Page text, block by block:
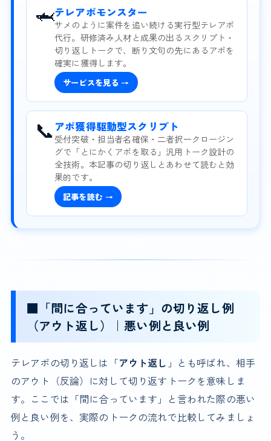
🦈テレアポモンスター
サメのように案件を追い続ける実行型テレアポ
代行。研修済み人材と成果の出るスクリプト・
切り返しトークで、断り文句の先にあるアポを
確実に獲得します。
サービスを見る →
📞 アポ獲得駆動型スクリプト
受付突破・担当者名確保・二者択一クロージン
グで「とにかくアポを取る」汎用トーク設計の
全技術。本記事の切り返しとあわせて読むと効
果的です。
記事を読む →
■「間に合っています」の切り返し例
（アウト返し）｜悪い例と良い例
テレアポの切り返しは「アウト返し 」とも呼ばれ、相手
のアウト（反論）に対して切り返すトークを意味しま
す。ここでは「間に合っています」と言われた際の悪い
例と良い例を、実際のトークの流れで比較してみましょ
う。